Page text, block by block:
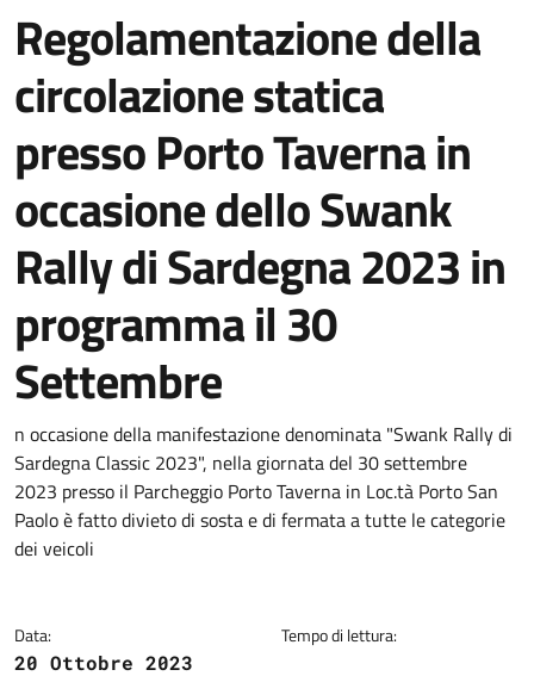
Regolamentazione della
circolazione statica
presso Porto Taverna in
occasione dello Swank
Rally di Sardegna 2023 in
programma il 30
Settembre
Dettagli della notizia
n occasione della manifestazione denominata "Swank Rally di
Sardegna Classic 2023", nella giornata del 30 settembre
2023 presso il Parcheggio Porto Taverna in Loc.tà Porto San
Paolo è fatto divieto di sosta e di fermata a tutte le categorie
dei veicoli
Data:
20 Ottobre 2023
Tempo di lettura: